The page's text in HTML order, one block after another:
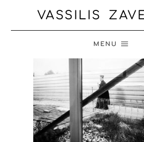
VASSILIS
MENU